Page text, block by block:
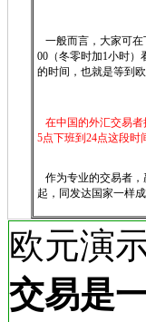
一般而言，大家可在
00（冬零时加1小时
的时间，也就是等到
在中国的外汇交易
5点下班到24点这段
作为专业的交易者，
起，同发达国家一样
欧元演
交易是